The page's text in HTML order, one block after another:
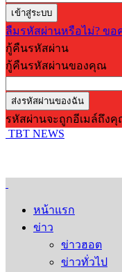
ลืมรหัสผ่านหรือไม่? ขอ
กู้คืนรหัสผ่าน
กู้คืนรหัสผ่านของคุณ
รหัสผ่านจะถูกอีเมล์ถึง
TBT NEWS
หน้าแรก
ข่าว
ข่าวฮอต
ข่าวทั่วไป